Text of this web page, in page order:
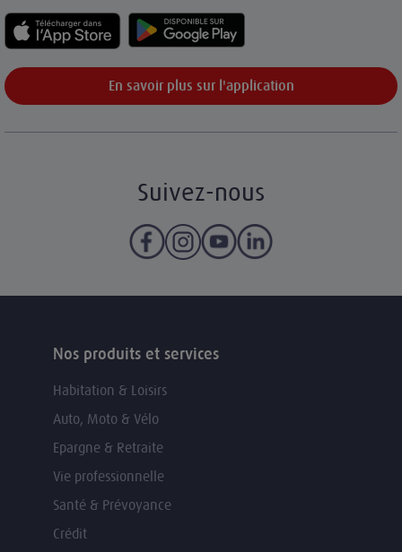
En savoir plus sur l'application
Suivez-nous
Nos produits et services
Habitation & Loisirs
Auto, Moto & Vélo
Epargne & Retraite
Vie professionnelle
Santé & Prévoyance
Crédit